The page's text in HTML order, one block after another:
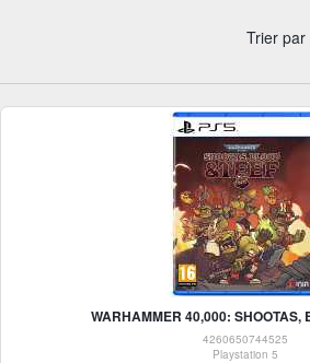
Trier
WARHAMMER 40,000: SHOOTAS,
4260650744525
Playstation 5